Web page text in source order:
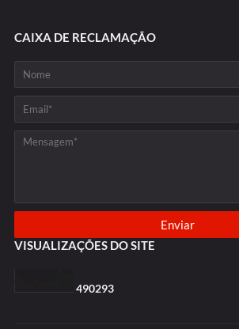
CAIXA DE RECLAMAÇÃO
VISUALIZAÇÕES DO SITE
490293